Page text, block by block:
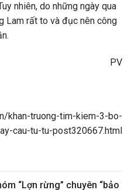
nhiên, do những ngày qua
Lam rất to và đục nên công
PV
khan-truong-tim-kiem-3-bo-
cau-tu-tu-post320667.html
“Lợn rừng” chuyên “bảo